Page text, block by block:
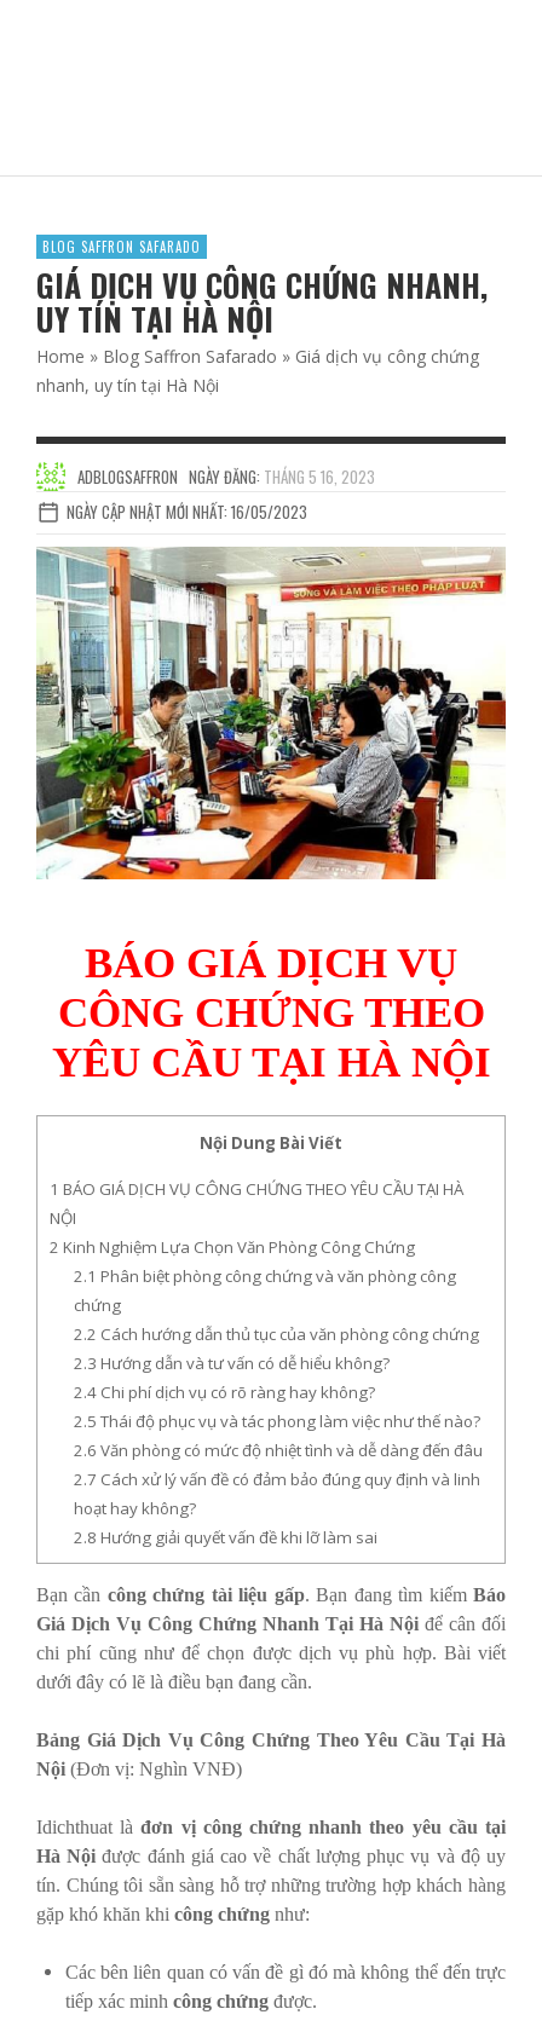
BLOG SAFFRON SAFARADO
GIÁ DỊCH VỤ CÔNG CHỨNG NHANH,
UY TÍN TẠI HÀ NỘI
Home » Blog Saffron Safarado » Giá dịch vụ công chứng
nhanh, uy tín tại Hà Nội
ADBLOGSAFFRON NGÀY ĐĂNG: THÁNG 5 16, 2023
NGÀY CẬP NHẬT MỚI NHẤT: 16/05/2023
BÁO GIÁ DỊCH VỤ
CÔNG CHỨNG THEO
YÊU CẦU TẠI HÀ NỘI
Nội Dung Bài Viết
1 BÁO GIÁ DỊCH VỤ CÔNG CHỨNG THEO YÊU CẦU TẠI HÀ
NỘI
2 Kinh Nghiệm Lựa Chọn Văn Phòng Công Chứng
2.1 Phân biệt phòng công chứng và văn phòng công
chứng
2.2 Cách hướng dẫn thủ tục của văn phòng công chứng
2.3 Hướng dẫn và tư vấn có dễ hiểu không?
2.4Chi phí dịch vụ có rõ ràng hay không?
2.5 Thái độ phục vụ và tác phong làm việc như thế nào?
2.6 Văn phòng có mức độ nhiệt tình và dễ dàng đến đâu
2.7 Cách xử lý vấn đề có đảm bảo đúng quy định và linh
hoạt hay không?
2.8 Hướng giải quyết vấn đề khi lỡ làm sai
Bạn cần công chứng tài liệu gấp. Bạn đang tìm kiếmBáo
Giá Dịch Vụ Công Chứng Nhanh Tại Hà Nội để cân đối
chi phí cũng như để chọn được dịch vụ phù hợp. Bài viết
dưới đây có lẽ là điều bạn đang cần.
Bảng Giá Dịch Vụ Công Chứng Theo Yêu Cầu Tại Hà
Nội (Đơn vị: Nghìn VNĐ)
Idichthuat làđơn vị công chứng nhanh theo yêu cầu tại
Hà Nội được đánh giá cao về chất lượng phục vụ và độ uy
tín. Chúng tôi sẵn sàng hỗ trợ những trường hợp khách hàng
gặp khó khăn khi công chứng như:
Các bên liên quan có vấn đề gì đó mà không thể đến trực
tiếp xác minh công chứng được.